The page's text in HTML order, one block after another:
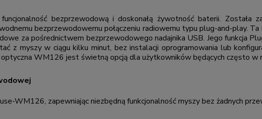
bezprzewodową i doskonałą żywotność baterii. Została
bezprzewodowemu połączeniu radiowemu typu plug-and-play.
za pośrednictwem bezprzewodowego nadajnika USB. Jego funkcja
z myszy w ciągu kilku minut, bez instalacji oprogramowania lub
WM126 jest świetną opcją dla użytkowników będących często w
WM126, zapewniając niezbędną funkcjonalność myszy bez żadnych